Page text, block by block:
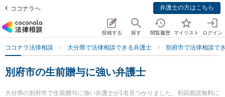
ココナラへ 弁護士の方はこちら
投稿する 探す 閲覧履歴 マイリスト ログイン
ココナラ法律相談 大分県で法律相談できる弁護士 別府市で法律相談で
別府市の生前贈与に強い弁護士
大分県の別府市で生前贈与に強い弁護士が1名見つかりました。初回面談無料に